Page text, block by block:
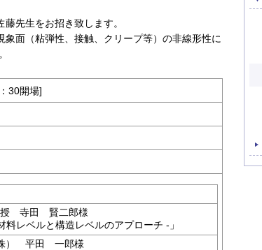
先生をお招き致します。
面（粘弾性、接触、クリープ等）の非線形性に
30開場]
授 寺田 賢二郎様
料レベルと構造レベルのアプローチ -」
株） 平田 一郎様